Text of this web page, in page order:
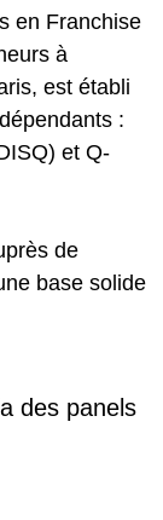
en Franchise
à
est établi
:
et Q-
de
base solide
des panels